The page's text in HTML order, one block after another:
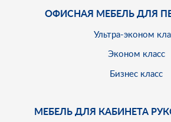
ОФИСНАЯ МЕБЕЛЬ ДЛЯ
Ультра-эконом
Эконом класс
Бизнес класс
МЕБЕЛЬ ДЛЯ КАБИНЕТА